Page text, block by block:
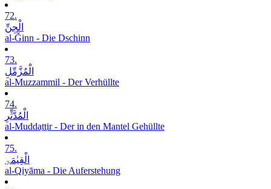
72.
الْجِنِّ
al-Ǧinn - Die Dschinn
73.
الْمُزَّمِّلِ
al-Muzzammil - Der Verhüllte
74.
الْمُدَّثِّرِ
al-Muddaṯṯir - Der in den Mantel Gehüllte
75.
الْقِیٰمَۃِ
al-Qiyāma - Die Auferstehung